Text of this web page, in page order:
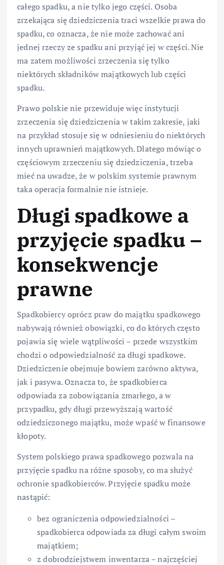
całego spadku, a nie tylko jego części. Osoba
zrzekająca się dziedziczenia traci wszelkie prawa do
spadku, co oznacza, że nie może zachować ani
jednej rzeczy ze spadku ani przyjąć jej w części. Nie
ma zatem możliwości zrzeczenia się tylko
niektórych składników majątkowych lub części
spadku.
Prawo polskie nie przewiduje więc instytucji
zrzeczenia się dziedziczenia w takim zakresie, jaki
na przykład stosuje się w odniesieniu do niektórych
innych uprawnień majątkowych. Dlatego mówiąc o
częściowym zrzeczeniu się dziedziczenia, trzeba
mieć na uwadze, że w polskim systemie prawnym
taka operacja formalnie nie istnieje.
Długi spadkowe a
przyjęcie spadku –
konsekwencje
prawne
Spadkobiercy oprócz praw do majątku spadkowego
nabywają również obowiązki, co do których często
pojawia się wiele wątpliwości – przede wszystkim
chodzi o odpowiedzialność za długi spadkowe.
Dziedziczenie obejmuje bowiem zarówno aktywa,
jak i pasywa. Oznacza to, że spadkobierca
odpowiada za zobowiązania zmarłego, a w
przypadku, gdy długi przewyższają wartość
odziedziczonego majątku, może wpaść w finansowe
kłopoty.
System polskiego prawa spadkowego pozwala na
przyjęcie spadku na różne sposoby, co ma służyć
ochronie spadkobierców. Przyjęcie spadku może
nastąpić:
bez ograniczenia odpowiedzialności –
spadkobierca odpowiada za długi całym swoim
majątkiem;
z dobrodziejstwem inwentarza – najczęściej